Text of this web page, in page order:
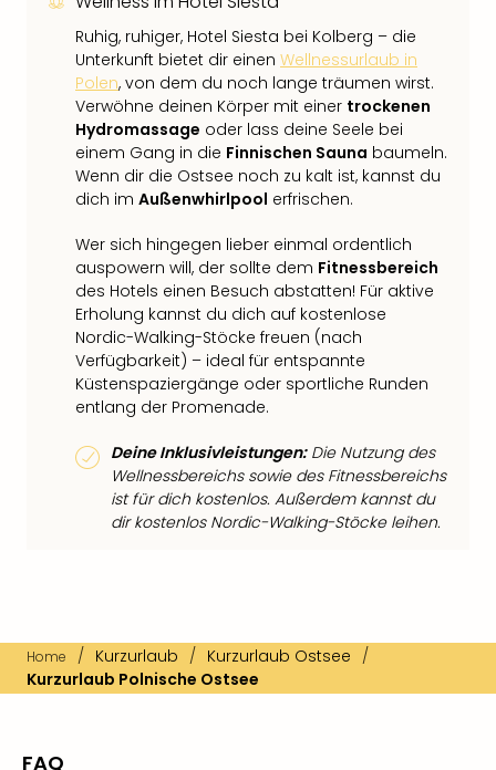
Ruhig, ruhiger, Hotel Siesta bei Kolberg – die
Unterkunft bietet dir einen Wellnessurlaub in
Polen, von dem du noch lange träumen wirst.
Verwöhne deinen Körper mit einer trockenen
Hydromassage oder lass deine Seele bei
einem Gang in die Finnischen Sauna baumeln.
Wenn dir die Ostsee noch zu kalt ist, kannst du
dich im Außenwhirlpool erfrischen.
Wer sich hingegen lieber einmal ordentlich
auspowern will, der sollte dem Fitnessbereich
des Hotels einen Besuch abstatten! Für aktive
Erholung kannst du dich auf kostenlose
Nordic-Walking-Stöcke freuen (nach
Verfügbarkeit) – ideal für entspannte
Küstenspaziergänge oder sportliche Runden
entlang der Promenade.
Deine Inklusivleistungen:Die Nutzung des
Wellnessbereichs sowie des Fitnessbereichs
ist für dich kostenlos. Außerdem kannst du
dir kostenlos Nordic-Walking-Stöcke leihen.
Home / Kurzurlaub / Kurzurlaub Ostsee /
Kurzurlaub Polnische Ostsee
FAQ